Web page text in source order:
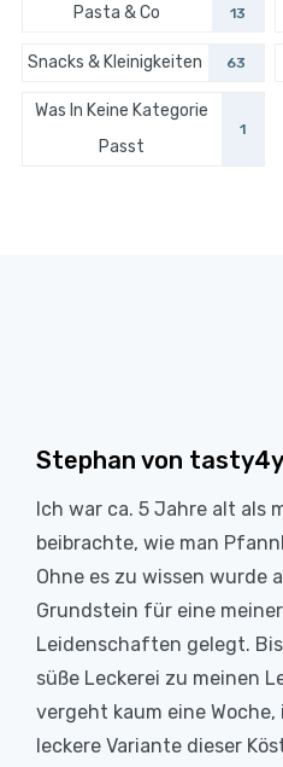
Pasta & Co 13
Snacks & Kleinigkeiten 63
Was In Keine Kategorie
Passt
1
Stephan von
Ich war ca. 5 Jahre alt als
beibrachte, wie man
Ohne es zu wissen wurde
Grundstein für eine
Leidenschaften gelegt.
süße Leckerei zu meinen
vergeht kaum eine
leckere Variante dieser